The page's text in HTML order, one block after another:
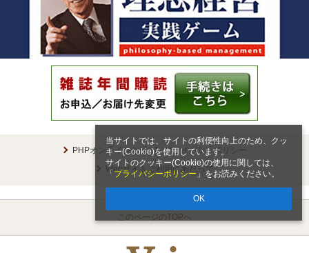
当サイトでは、サイトの利便性向上のため、クッ
キー(Cookie)を使用しています。
サイトのクッキー(Cookie)の使用に関しては、
「 プライバシーポリシー 」をお読みください。
OK
PHPオンラインとは
プライバシーポリシー
Webサイトご利用にあたって
このページのTOPへ